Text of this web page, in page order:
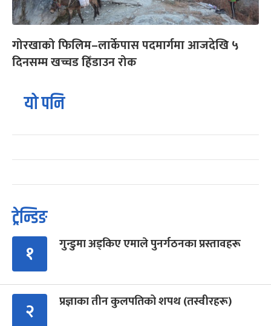
गोरखाको फिलिम–लार्केपास पदमार्गमा आजदेखि ५
दिनसम्म खच्चड हिँडाउन रोक
यो पनि
ट्रेन्डिङ
१ गुन्डुमा अड्किए एमाले पुनर्गठनका प्रस्तावहरू
२ प्रज्ञाका तीन कुलपतिको शपथ (तस्वीरहरू)